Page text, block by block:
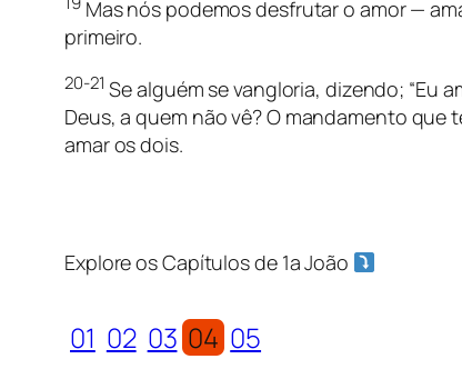
Mas nós podemos desfrutar o amor —
primeiro.
20-21 Se alguém se vangloria, dizendo; “Eu
Deus, a quem não vê? O mandamento que
amar os dois.
Explore os Capítulosde 1a João
01 02 03 04 05